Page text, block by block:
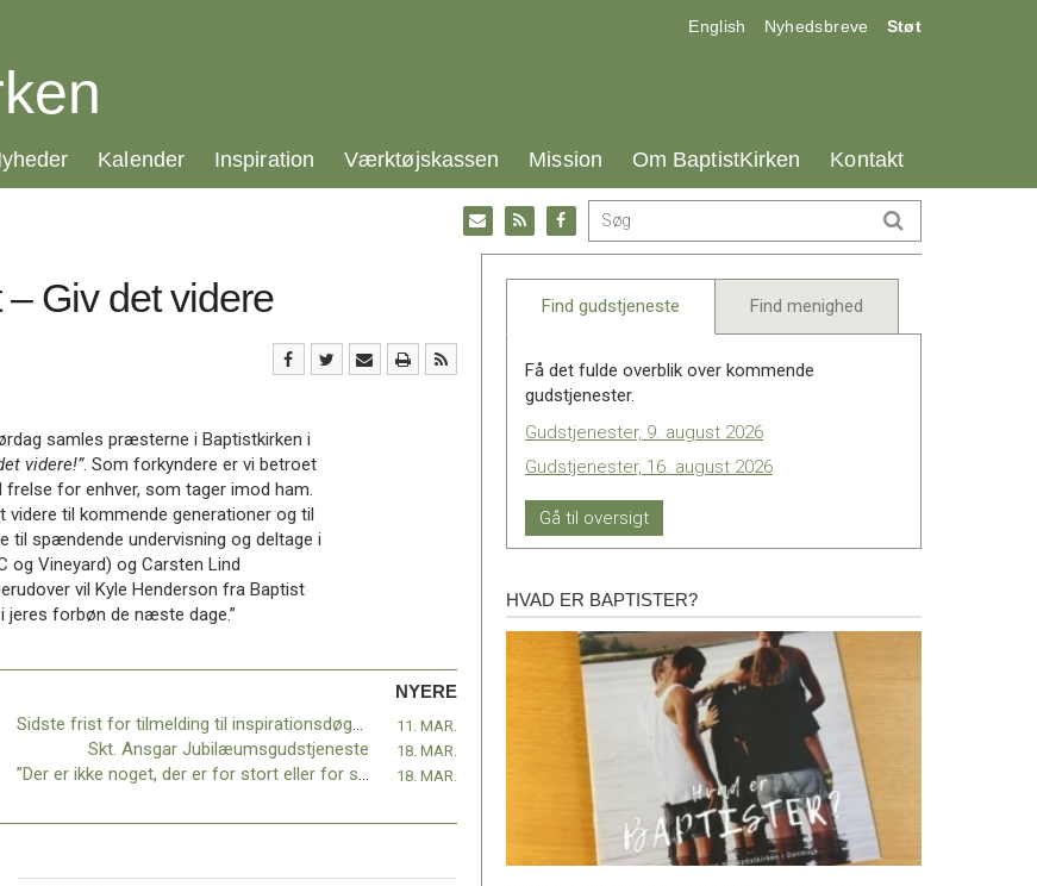
17.0:
English 18.0:
Nyhedsbreve 19.0:
Støt
22.0:
Kalender 23.0:
Inspiration 24.0:
Værktøjskassen 25.0:
Mission 26.0:
Om BaptistKirken 27.0:
Kontakt
Gå
til:
Facebook
Gå
til:
RSS
feed
Gå
til:
Email
Giv det videre
samles præsterne i Baptistkirken i
videre!”. Som forkyndere er vi betroet
for enhver, som tager imod ham.
videre til kommende generationer og til
til spændende undervisning og deltage i
og Vineyard) og Carsten Lind
vil Kyle Henderson fra Baptist
jeres forbøn de næste dage.”
NYERE
Sidste frist for tilmelding til inspirationsdøgnet d. 24-25. april 11. MAR.
Skt. Ansgar Jubilæumsgudstjeneste 18. MAR.
”Der er ikke noget, der er for stort eller for småt – det skal bedes væk!” 18. MAR.
Find gudstjeneste Find menighed
Få det fulde overblik over kommende
gudstjenester.
Gudstjenester, 9. august 2026
Gudstjenester, 16. august 2026
Gå til oversigt
Hvad
er
baptister?
HVAD ER BAPTISTER?